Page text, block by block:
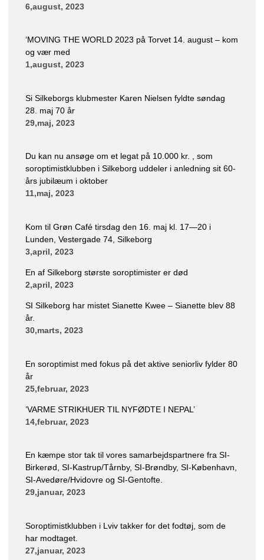
6,august, 2023
‘MOVING THE WORLD 2023 på Torvet 14. august – kom
og vær med
1,august, 2023
Si Silkeborgs klubmester Karen Nielsen fyldte søndag
28. maj 70 år
29,maj, 2023
Du kan nu ansøge om et legat på 10.000 kr. , som
soroptimistklubben i Silkeborg uddeler i anledning sit 60-
års jubilæum i oktober
11,maj, 2023
Kom til Grøn Café tirsdag den 16. maj kl. 17—20 i
Lunden, Vestergade 74, Silkeborg
3,april, 2023
En af Silkeborg største soroptimister er død
2,april, 2023
SI Silkeborg har mistet Sianette Kwee – Sianette blev 88
år.
30,marts, 2023
En soroptimist med fokus på det aktive seniorliv fylder 80
år
25,februar, 2023
’VARME STRIKHUER TIL NYFØDTE I NEPAL’
14,februar, 2023
En kæmpe stor tak til vores samarbejdspartnere fra SI-
Birkerød, SI-Kastrup/Tårnby, SI-Brøndby, SI-København,
SI-Avedøre/Hvidovre og SI-Gentofte.
29,januar, 2023
Soroptimistklubben i Lviv takker for det fodtøj, som de
har modtaget.
27,januar, 2023